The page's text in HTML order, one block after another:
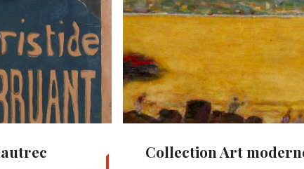
Collection Art